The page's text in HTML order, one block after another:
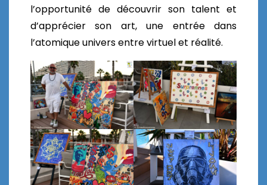
l’opportunité de découvrir son talent et
d’apprécier son art, une entréedans
l’atomique univers entre virtuel et réalité.